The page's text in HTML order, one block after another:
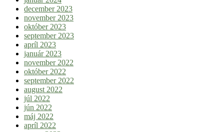
december 2023
november 2023
október 2023
september 2023
apríl 2023
január 2023
november 2022
október 2022
september 2022
august 2022
júl 2022
jún 2022
máj 2022
apríl 2022